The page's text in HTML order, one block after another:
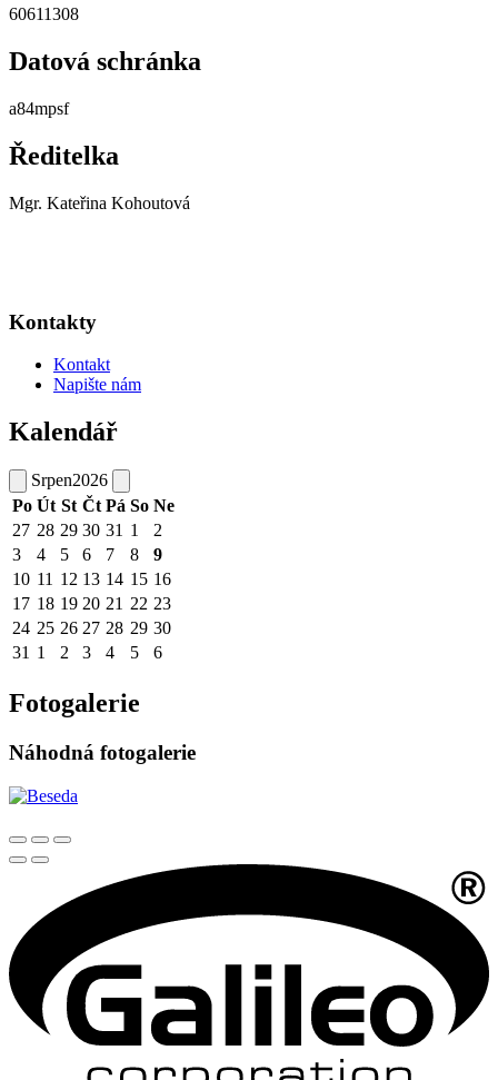
60611308
Datová schránka
a84mpsf
Ředitelka
Mgr. Kateřina Kohoutová
Kontakty
Kontakt
Napište nám
Kalendář
Srpen2026
Po Út St Čt Pá So Ne
27 28 29 30 31 1
2
3
4 5 6 7 8
9
10 11 12 13 14 15 16
17 18 19 20 21 22 23
24 25 26 27 28 29 30
31 1 2 3 4 5 6
Fotogalerie
Náhodná fotogalerie